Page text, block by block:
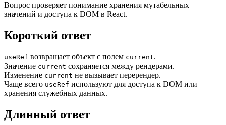
Вопрос проверяет понимание хранения мутабельных
значений и доступа к DOM в React.
Короткий ответ
useRef возвращает объект с полем current.
Значение current сохраняется между рендерами.
Изменение current не вызывает перерендер.
Чаще всего useRef используют для доступа к DOM или
хранения служебных данных.
Длинный ответ